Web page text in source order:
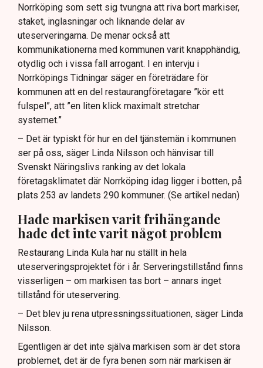
Norrköping som sett sig tvungna att riva bort markiser,
staket, inglasningar och liknande delar av
uteserveringarna. De menar också att
kommunikationerna med kommunen varit knapphändig,
otydlig och i vissa fall arrogant. I en intervju i
Norrköpings Tidningar säger en företrädare för
kommunen att en del restaurangföretagare ”kör ett
fulspel”, att ”en liten klick maximalt stretchar
systemet.”
– Det är typiskt för hur en del tjänstemän i kommunen
ser på oss, säger Linda Nilsson och hänvisar till
Svenskt Näringslivs ranking av det lokala
företagsklimatet där Norrköping idag ligger i botten, på
plats 253 av landets 290 kommuner. (Se artikel nedan)
Hade markisen varit frihängande
hade det inte varit något problem
Restaurang Linda Kula har nu ställt in hela
uteserveringsprojektet för i år. Serveringstillstånd finns
visserligen – om markisen tas bort – annars inget
tillstånd för uteservering.
– Det blev ju rena utpressningssituationen, säger Linda
Nilsson.
Egentligen är det inte själva markisen som är det stora
problemet, det är de fyra benen som när markisen är